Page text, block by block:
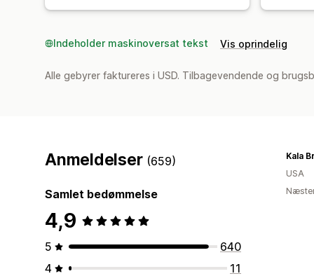
Indeholder maskinoversat tekst Vis oprindelig
Alle gebyrer faktureres i USD. Tilbagevendende og
Anmeldelser (659)
Samlet bedømmelse
4,9
5
640
4
11
Kala
USA